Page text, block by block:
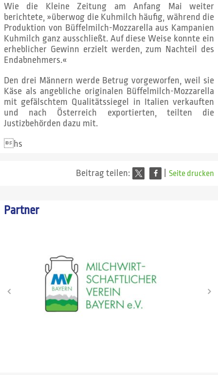
Wie die Kleine Zeitung am Anfang Mai weiter
berichtete, »überwog die Kuhmilch häufig, während die
Produktion von Büffelmilch-Mozzarella aus Kampanien
Kuhmilch ganz ausschließt. Auf diese Weise konnte ein
erheblicher Gewinn erzielt werden, zum Nachteil des
Endabnehmers.«
Den drei Männern werde Betrug vorgeworfen, weil sie
Käse als angebliche originalen Büffelmilch-Mozzarella
mit gefälschtem Qualitätssiegel in Italien verkauften
und nach Österreich exportierten, teilten die
Justizbehörden dazu mit.
hs
Beitrag teilen: Seite drucken
Partner